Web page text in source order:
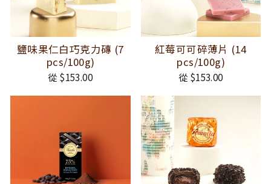
鹽味果仁白巧克力磚 (7
pcs/100g)
從 $153.00
紅莓可可碎薄片 (14
pcs/100g)
從 $153.00